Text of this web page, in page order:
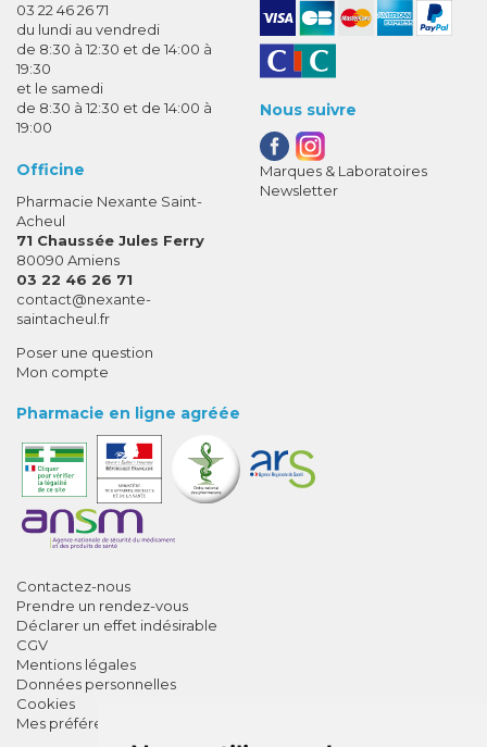
03 22 46 26 71
du lundi au vendredi
de 8:30 à 12:30 et de 14:00 à
19:30
et le samedi
de 8:30 à 12:30 et de 14:00 à
19:00
Officine
Pharmacie Nexante Saint-
Acheul
71 Chaussée Jules Ferry
80090 Amiens
03 22 46 26 71
contact-
@-
nexante-
saintacheul.fr
Poser une question
Mon compte
Nous suivre
Marques & Laboratoires
Newsletter
Pharmacie en ligne agréée
Contactez-nous
Prendre un rendez-vous
Déclarer un effet indésirable
CGV
Mentions légales
Données personnelles
Cookies
Mes préférences Cookies